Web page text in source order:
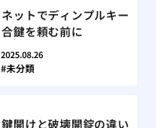
ネットでディンプルキー
合鍵を頼む前に
2025.08.26
未分類
鍵開けと破壊開錠の違い